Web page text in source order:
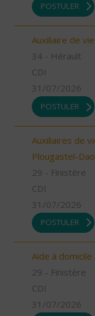
POSTULER
Auxiliaire de
34 - Hérault
CDI
31/07/2026
POSTULER
Auxiliaires de
Plougastel-
29 - Finistère
CDI
31/07/2026
POSTULER
Aide à
29 - Finistère
CDI
31/07/2026